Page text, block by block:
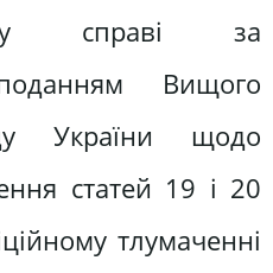
у справі за
Вищого
України щодо
статей 19 і 20
тлумаченні